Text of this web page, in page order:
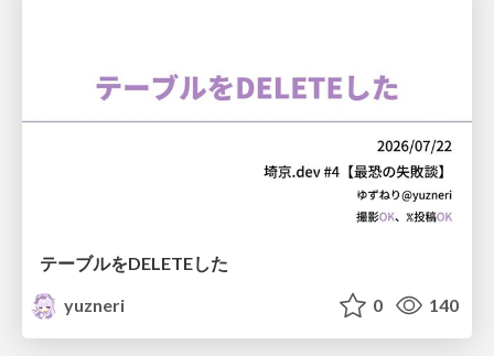
テーブルをDELETEした
yuzneri
0 140